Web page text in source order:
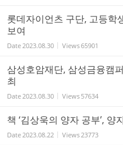
롯데자이언츠 구단, 고등학
보여
Date 2023.08.30 Views65901
삼성호암재단, 삼성금융캠
최
Date 2023.08.30 Views 57634
책 ‘김상욱의 양자 공부’,
Date 2023.08.22 Views 23773